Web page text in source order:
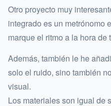
Otro proyecto muy
integrado es un metrónomo
marque el ritmo a la hora de
Además, también le he
solo el ruido, sino también
visual.
Los materiales son igual de